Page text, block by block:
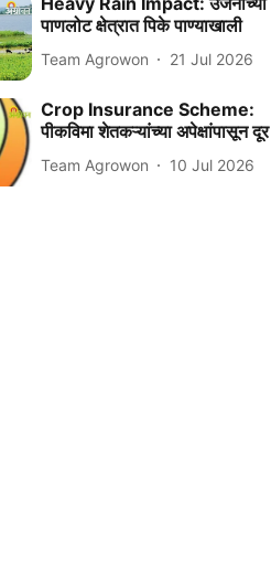
पाणलोट क्षेत्रात पिके पाण्याखाली
Team Agrowon 21 Jul 2026
Crop Insurance Scheme:
पीकविमा शेतकऱ्यांच्या अपेक्षांपासून दूर
Team Agrowon 10 Jul 2026